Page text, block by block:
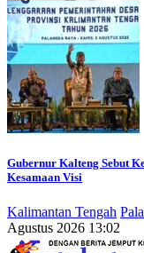
Gubernur Kalteng Sebut
Kesamaan Visi
Kalimantan Tengah
Agustus 2026 13:02